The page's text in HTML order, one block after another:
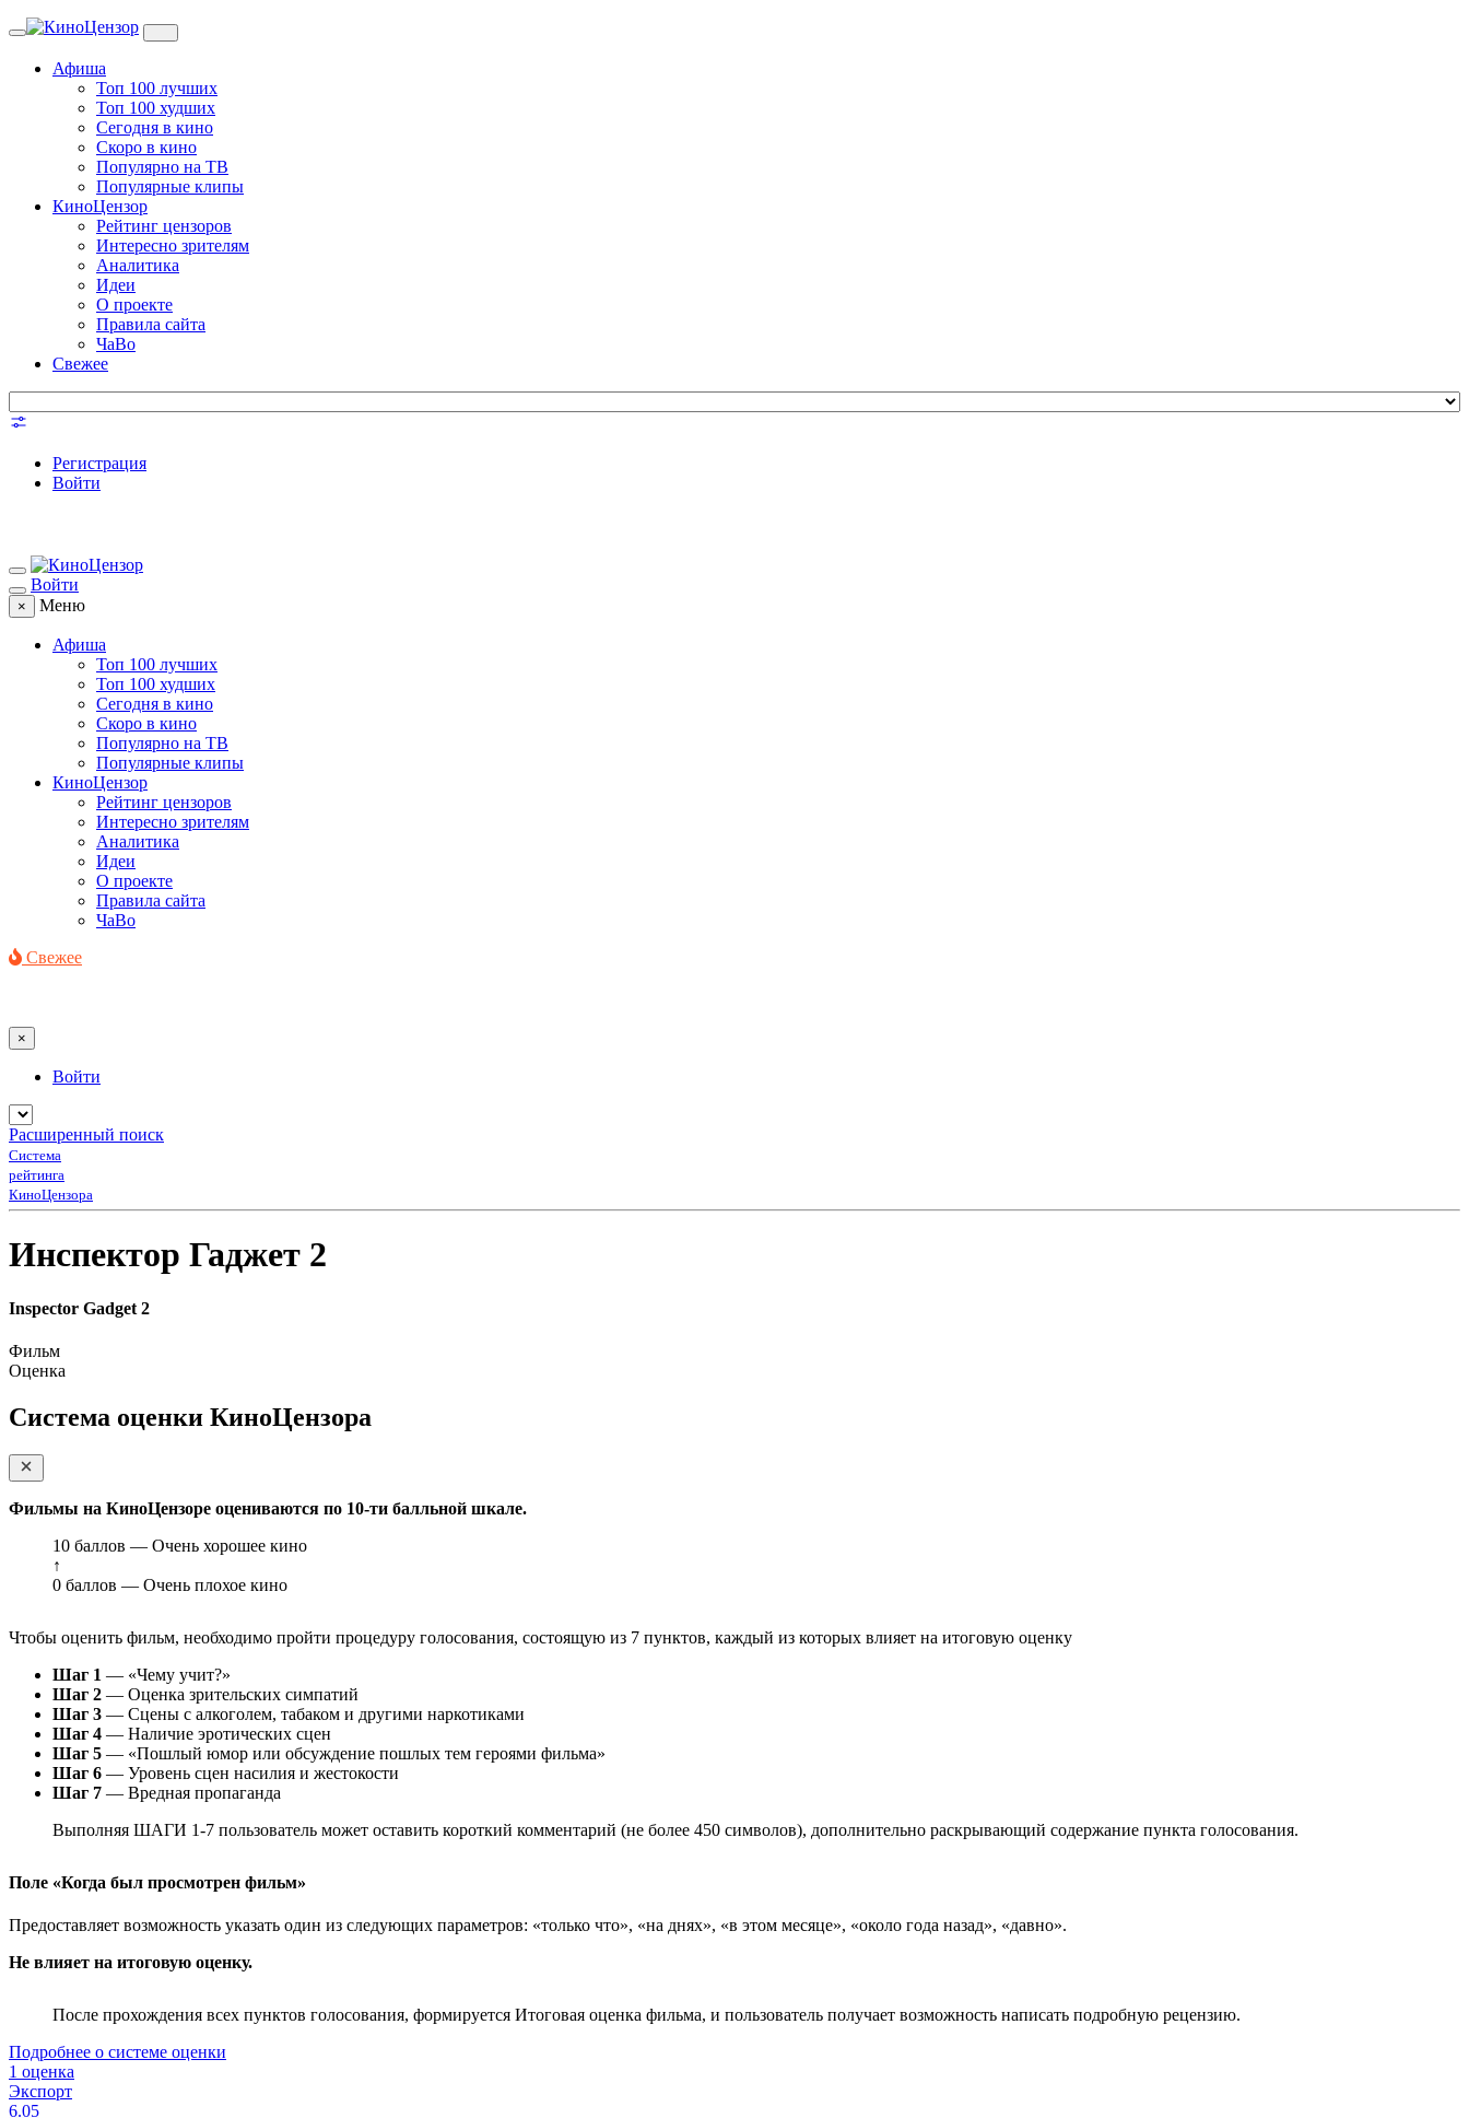
Toggle
Афиша
Топ 100 лучших
Топ 100 худших
Сегодня в кино
Скоро в кино
Популярно на ТВ
Популярные клипы
КиноЦензор
Рейтинг цензоров
Интересно зрителям
Аналитика
Идеи
О проекте
Правила сайта
ЧаВо
Свежее
Регистрация
Войти
Войти
× Меню
Афиша
Топ 100 лучших
Топ 100 худших
Сегодня в кино
Скоро в кино
Популярно на ТВ
Популярные клипы
КиноЦензор
Рейтинг цензоров
Интересно зрителям
Аналитика
Идеи
О проекте
Правила сайта
ЧаВо
Свежее
×
Войти
Расширенный поиск
Система
рейтинга
КиноЦензора
Инспектор Гаджет 2
Inspector Gadget 2
Фильм
Оценка
Система оценки КиноЦензора
Фильмы на КиноЦензоре оцениваются по 10-ти балльной шкале.
10 баллов — Очень хорошее кино
↑
0 баллов — Очень плохое кино
Чтобы оценить фильм, необходимо пройти процедуру голосования, состоящую из 7 пунктов, каждый из которых влияет на итоговую оценку
Шаг 1 — «Чему учит?»
Шаг 2 — Оценка зрительских симпатий
Шаг 3 — Сцены с алкоголем, табаком и другими наркотиками
Шаг 4 — Наличие эротических сцен
Шаг 5 — «Пошлый юмор или обсуждение пошлых тем героями фильма»
Шаг 6 — Уровень сцен насилия и жестокости
Шаг 7 — Вредная пропаганда
Выполняя ШАГИ 1-7 пользователь может оставить короткий комментарий (не более 450 символов), дополнительно раскрывающий содержание пункта голосования.
Поле «Когда был просмотрен фильм»
Предоставляет возможность указать один из следующих параметров: «только что», «на днях», «в этом месяце», «около года назад», «давно».
Не влияет на итоговую оценку.
После прохождения всех пунктов голосования, формируется Итоговая оценка фильма, и пользователь получает возможность написать подробную рецензию.
Подробнее о системе оценки
1 оценка
Экспорт
6.05